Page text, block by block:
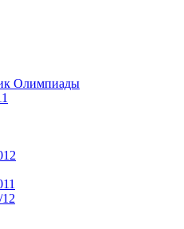
Олимпиады